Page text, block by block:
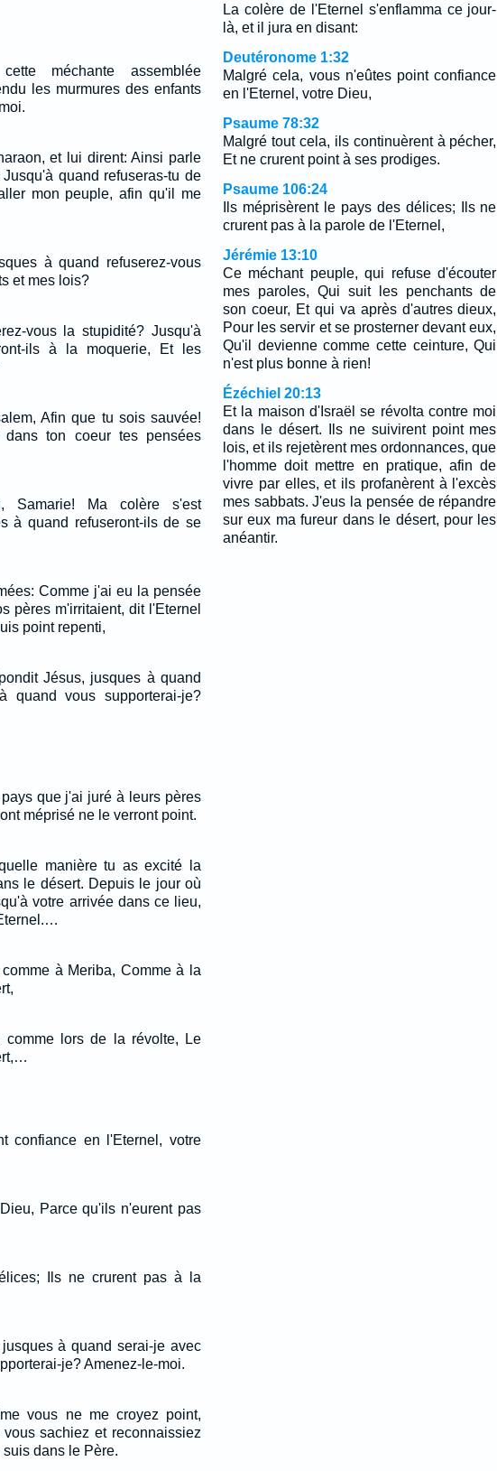
méchante assemblée
les murmures des enfants
et lui dirent: Ainsi parle
quand refuseras-tu de
mon peuple, afin qu'il me
à quand refuserez-vous
et mes lois?
vous la stupidité? Jusqu'à
ils à la moquerie, Et les
Afin que tu sois sauvée!
dans ton coeur tes pensées
Samarie! Ma colère s'est
à quand refuseront-ils de se
Comme j'ai eu la pensée
pères m'irritaient, dit l'Eternel
point repenti,
Jésus, jusques à quand
quand vous supporterai-je?
que j'ai juré à leurs pères
méprisé ne le verront point.
manière tu as excité la
le désert. Depuis le jour où
votre arrivée dans ce lieu,
à Meriba, Comme à la
comme lors de la révolte, Le
confiance en l'Eternel, votre
Parce qu'ils n'eurent pas
Ils ne crurent pas à la
à quand serai-je avec
je? Amenez-le-moi.
vous ne me croyez point,
sachiez et reconnaissiez
dans le Père.
La colère de l'Eternel s'enflamma ce jour-
là, et il jura en disant:
Deutéronome 1:32
Malgré cela, vous n'eûtes point confiance
en l'Eternel, votre Dieu,
Psaume 78:32
Malgré tout cela, ils continuèrent à pécher,
Et ne crurent point à ses prodiges.
Psaume 106:24
Ils méprisèrent le pays des délices; Ils ne
crurent pas à la parole de l'Eternel,
Jérémie 13:10
Ce méchant peuple, qui refuse d'écouter
mes paroles, Qui suit les penchants de
son coeur, Et qui va après d'autres dieux,
Pour les servir et se prosterner devant eux,
Qu'il devienne comme cette ceinture, Qui
n'est plus bonne à rien!
Ézéchiel 20:13
Et la maison d'Israël se révolta contre moi
dans le désert. Ils ne suivirent point mes
lois, et ils rejetèrent mes ordonnances, que
l'homme doit mettre en pratique, afin de
vivre par elles, et ils profanèrent à l'excès
mes sabbats. J'eus la pensée de répandre
sur eux ma fureur dans le désert, pour les
anéantir.